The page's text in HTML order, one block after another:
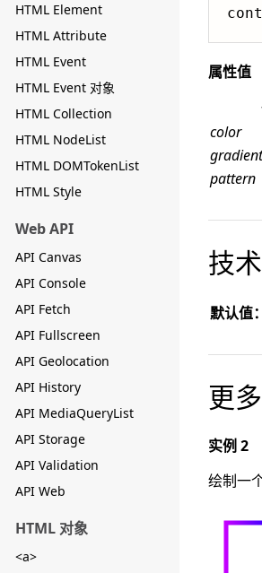
HTML Element
HTML Attribute
HTML Event
HTML Event 对象
HTML Collection
HTML NodeList
HTML DOMTokenList
HTML Style
Web API
API Canvas
API Console
API Fetch
API Fullscreen
API Geolocation
API History
API MediaQueryList
API Storage
API Validation
API Web
HTML 对象
<a>
属性值
color
gradient
pattern
技
默认值：
更
实例 2
绘制一